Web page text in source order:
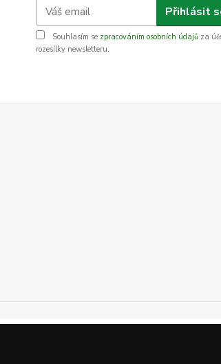
Přihlásit
Souhlasím se zpracováním osobních údajů za
rozesílky newsletteru.